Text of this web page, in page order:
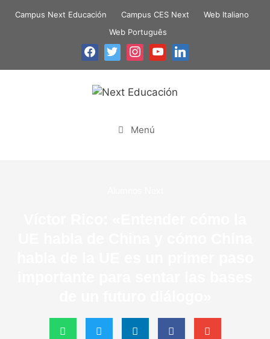
Campus Next Educación Campus CES Next
Web Italiano
Web Português
Menú